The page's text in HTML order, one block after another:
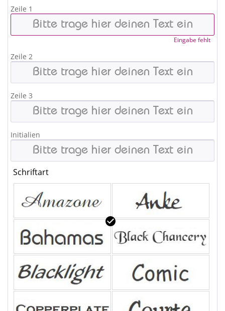
Zeile 1
Eingabe fehlt
Zeile 2
Zeile 3
Initialien
Schriftart